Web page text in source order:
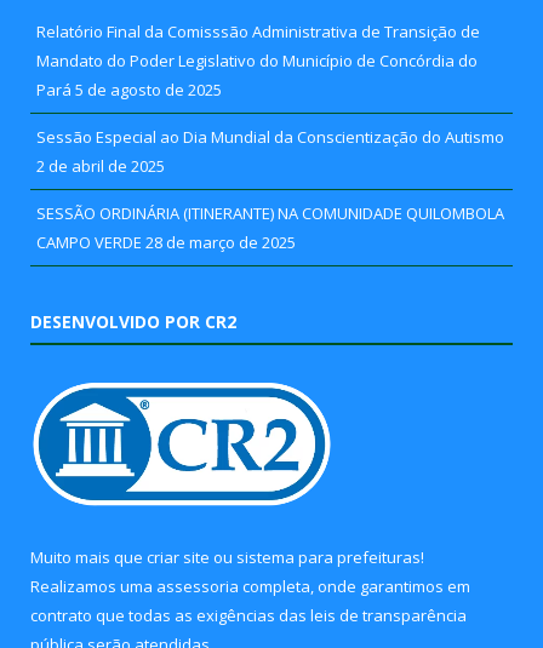
Relatório Final da Comisssão Administrativa de Transição de
Mandato do Poder Legislativo do Município de Concórdia do
Pará 5 de agosto de 2025
Sessão Especial ao Dia Mundial da Conscientização do Autismo
2 de abril de 2025
SESSÃO ORDINÁRIA (ITINERANTE) NA COMUNIDADE QUILOMBOLA
CAMPO VERDE 28 de março de 2025
DESENVOLVIDO POR CR2
Muito mais que criar site ou sistema para prefeituras!
Realizamos uma assessoria completa, onde garantimos em
contrato que todas as exigências das leis de transparência